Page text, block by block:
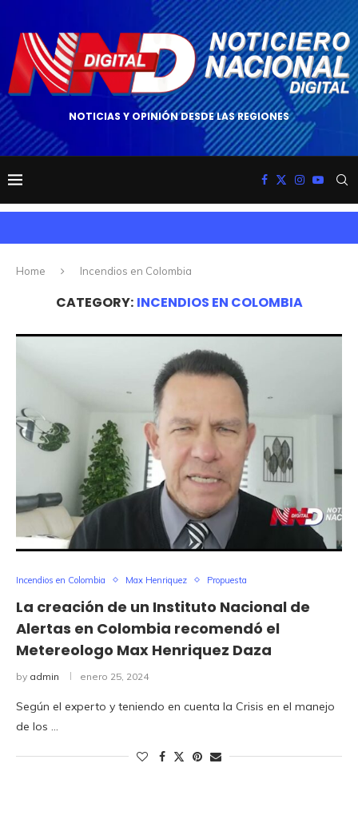
NOTICIAS Y OPINIÓN DESDE LAS REGIONES
Home Incendios en Colombia
CATEGORY: INCENDIOS EN COLOMBIA
Incendios en Colombia Max Henriquez Propuesta
La creación de un Instituto Nacional de
Alertas en Colombia recomendó el
Metereologo Max Henriquez Daza
by admin enero 25, 2024
Según el experto y teniendo en cuenta la Crisis en el manejo
de los …